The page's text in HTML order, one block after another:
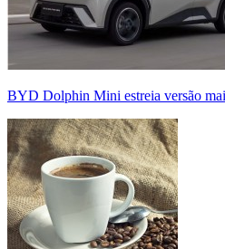
BYD Dolphin Mini estreia versão